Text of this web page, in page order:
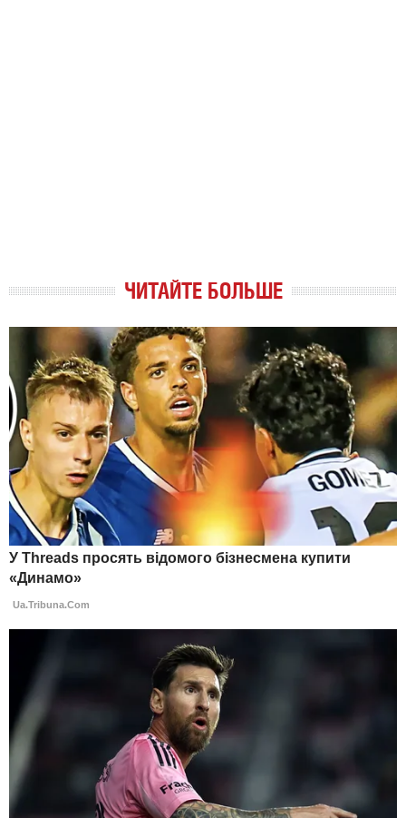
ЧИТАЙТЕ БОЛЬШЕ